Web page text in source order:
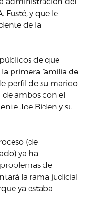
Fusté, y que le
de la
de que
primera familia de
perfil de su marido
de ambos con el
Joe Biden y su
(de
ya ha
de
la rama judicial
ya estaba